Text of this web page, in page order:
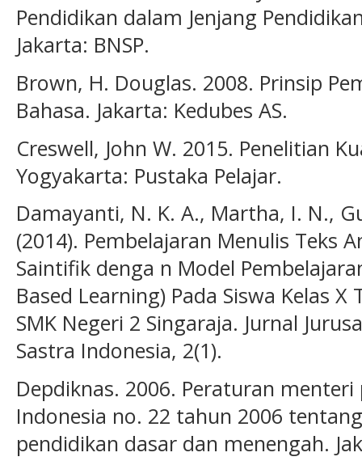
Pendidikan dalam Jenjang
Jakarta: BNSP.
Brown, H. Douglas. 2008. Prinsip
Bahasa. Jakarta: Kedubes AS.
Creswell, John W. 2015. Penelitian
Yogyakarta: Pustaka Pelajar.
Damayanti, N. K. A., Martha, I. N.,
(2014). Pembelajaran Menulis Teks
Saintifik denga n Model
Based Learning) Pada Siswa Kelas
SMK Negeri 2 Singaraja. Jurnal
Sastra Indonesia, 2(1).
Depdiknas. 2006. Peraturan
Indonesia no. 22 tahun 2006
pendidikan dasar dan menengah.